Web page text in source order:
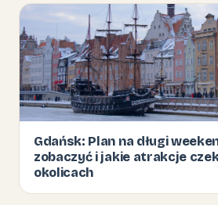
Gdańsk: Plan na długi
zobaczyć i jakie atrakcje
okolicach